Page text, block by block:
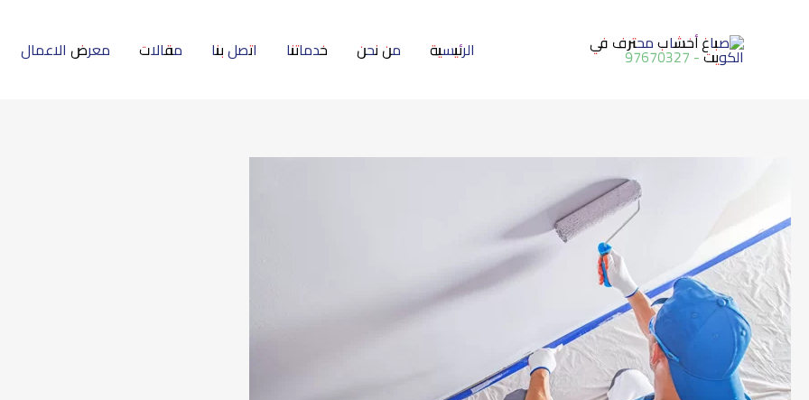
الرئيسية من نحن خدماتنا اتصل بنا مقالات معرض الاعمال